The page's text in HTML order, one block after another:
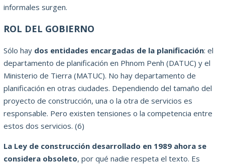
informales surgen.
ROL DEL GOBIERNO
Sólo hay dos entidades encargadas de la planificación: el
departamento de planificación en Phnom Penh (DATUC) y el
Ministerio de Tierra (MATUC). No hay departamento de
planificación en otras ciudades. Dependiendo del tamaño del
proyecto de construcción, una o la otra de servicios es
responsable. Pero existen tensiones o la competencia entre
estos dos servicios. (6)
La Ley de construcción desarrollado en 1989 ahora se
considera obsoleto, por qué nadie respeta el texto. Es